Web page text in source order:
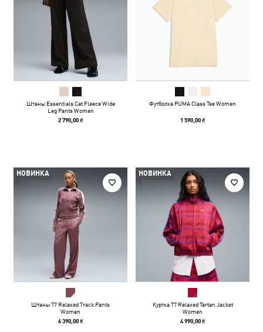
Штаны Essentials Cat Fleece Wide
Leg Pants Women
2 790,00 ₴
Футболка PUMA Class Tee Women
1 590,00 ₴
НОВИНКА
Штаны T7 Relaxed Track Pants
Women
6 390,00 ₴
НОВИНКА
Куртка T7 Relaxed Tartan Jacket
Women
4 990,00 ₴